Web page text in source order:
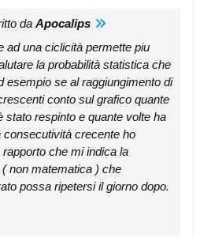
da Apocalips
ad una ciclicità permette piu
la probabilità statistica che
esempio se al raggiungimento di
conto sul grafico quante
stato respinto e quante volte ha
consecutività crecente ho
che mi indica la
non matematica ) che
possa ripetersi il giorno dopo.